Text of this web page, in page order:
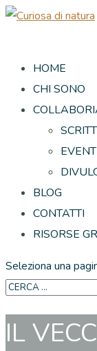
HOME
CHI SONO
BLOG
CONTATTI
RISORSE
Seleziona una
IL